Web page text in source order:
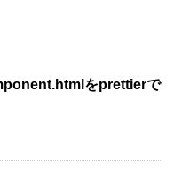
をprettierで